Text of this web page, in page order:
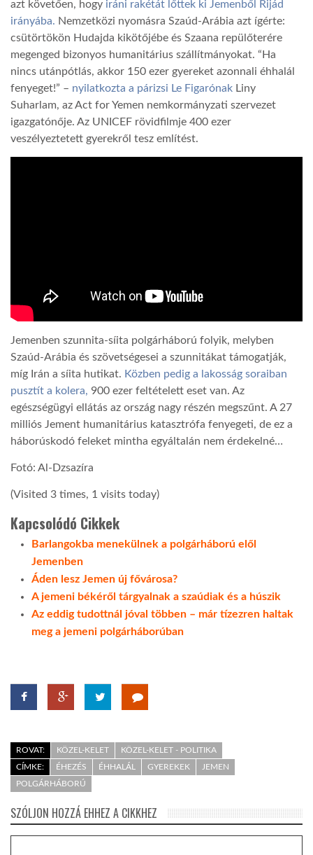
azt követően, hogy iráni rakétát lőttek ki Jemenből Rijád
irányába. Nemzetközi nyomásra Szaúd-Arábia azt ígérte:
csütörtökön Hudajda kikötőjébe és Szaana repülőterére
megenged bizonyos humanitárius szállítmányokat. “Ha
nincs utánpótlás, akkor 150 ezer gyereket azonnali éhhalál
fenyeget!” – nyilatkozta a párizsi Le Figarónak Liny
Suharlam, az Act for Yemen nemkormányzati szervezet
igazgatónője. Az UNICEF rövidfilmje 400 ezer
veszélyeztetett gyerekről tesz említést.
Jemenben szunnita-síita polgárháború folyik, melyben
Szaúd-Arábia és szövetségesei a szunnitákat támogatják,
míg Irán a síita hutikat. Közben pedig a lakosság soraiban
pusztít a kolera, 900 ezer feltételett eset van. Az
egészségügyi ellátás az ország nagy részén megszűnt. A 27
milliós Jement humanitárius katasztrófa fenyegeti, de ez a
háborúskodó feleket mintha egyáltalán nem érdekelné…
Fotó: Al-Dzsazíra
(Visited 3 times, 1 visits today)
Kapcsolódó Cikkek
Barlangokba menekülnek a polgárháború elől
Jemenben
Áden lesz Jemen új fővárosa?
A jemeni békéről tárgyalnak a szaúdiak és a húszik
Az eddig tudottnál jóval többen – már tízezren haltak
meg a jemeni polgárháborúban
ROVAT: KÖZEL-KELET
KÖZEL-KELET - POLITIKA
CÍMKE:
ÉHEZÉS ÉHHALÁL GYEREKEK
JEMEN
POLGÁRHÁBORÚ
SZÓLJON HOZZÁ EHHEZ A CIKKHEZ